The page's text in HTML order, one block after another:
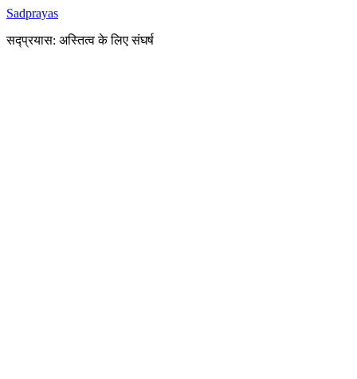
Sadprayas
सद्प्रयास: अस्तित्व के लिए संघर्ष